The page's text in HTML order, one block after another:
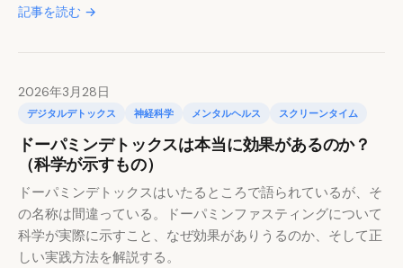
記事を読む →
2026年3月28日
デジタルデトックス 神経科学 メンタルヘルス スクリーンタイム
ドーパミンデトックスは本当に効果があるのか？
（科学が示すもの）
ドーパミンデトックスはいたるところで語られているが、そ
の名称は間違っている。ドーパミンファスティングについて
科学が実際に示すこと、なぜ効果がありうるのか、そして正
しい実践方法を解説する。